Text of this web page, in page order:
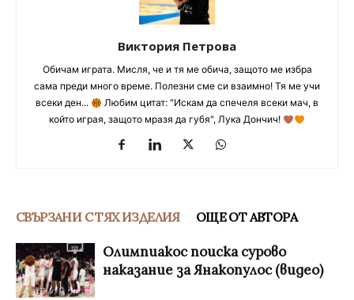
Виктория Петрова
Обичам играта. Мисля, че и тя ме обича, защото ме избра
сама преди много време. Полезни сме си взаимно! Тя ме учи
всеки ден...
Любим цитат: "Искам да спечеля всеки мач, в
който играя, защото мразя да губя", Лука Дончич!
СВЪРЗАНИ С ТЯХ ИЗДЕЛИЯ ОЩЕ ОТ АВТОРА
Олимпиакос поиска сурово
наказание за Янакопулос (видео)